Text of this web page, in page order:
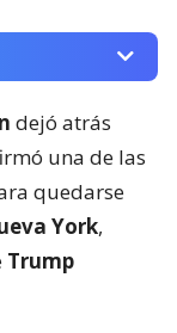
dejó atrás
una de las
quedarse
York,
Trump